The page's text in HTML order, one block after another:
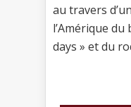
au travers
l’Amérique
days » et du